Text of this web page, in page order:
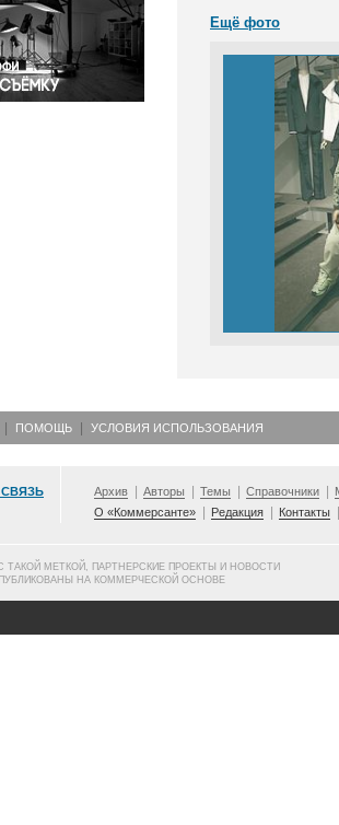
и бизнес
Ещё фото
ПОМОЩЬ УСЛОВИЯ ИСПОЛЬЗОВАНИЯ
Архив Авторы Темы Справочники
О «Коммерсанте»
Редакция Контакты
ТАКОЙ МЕТКОЙ, ПАРТНЕРСКИЕ ПРОЕКТЫ И НОВОСТИ
НА КОММЕРЧЕСКОЙ ОСНОВЕ